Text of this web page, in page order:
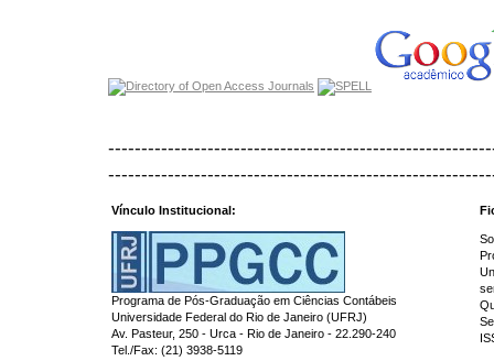
Vínculo Institucional:
Programa de Pós-Graduação em Ciências Contábeis
Universidade Federal do Rio de Janeiro (UFRJ)
Av. Pasteur, 250 - Urca - Rio de Janeiro - 22.290-240
Tel./Fax: (21) 3938-5119